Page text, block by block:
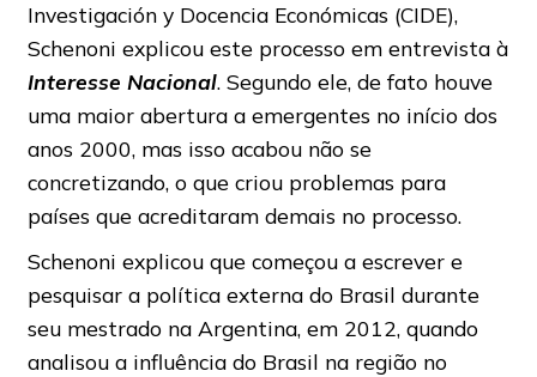
Investigación y Docencia Económicas (CIDE),
Schenoni explicou este processo em entrevista à
Interesse Nacional. Segundo ele, de fato houve
uma maior abertura a emergentes no início dos
anos 2000, mas isso acabou não se
concretizando, o que criou problemas para
países que acreditaram demais no processo.
Schenoni explicou que começou a escrever e
pesquisar a política externa do Brasil durante
seu mestrado na Argentina, em 2012, quando
analisou a influência do Brasil na região no